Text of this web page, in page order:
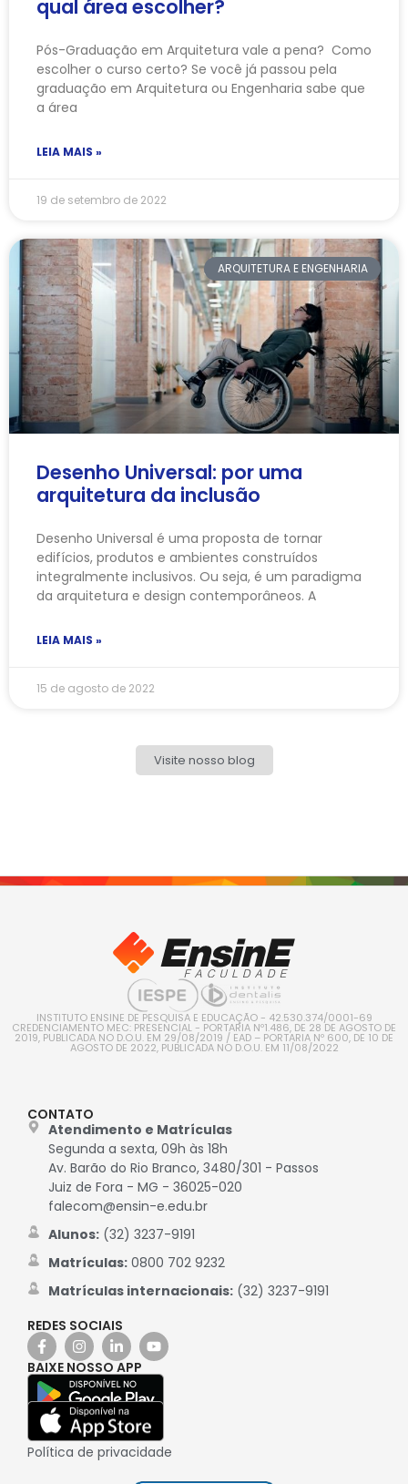
qual área escolher?
Pós-Graduação em Arquitetura vale a pena? Como
escolher o curso certo? Se você já passou pela
graduação em Arquitetura ou Engenharia sabe que
a área
LEIA MAIS »
19 de setembro de 2022
ARQUITETURA E ENGENHARIA
Desenho Universal: por uma
arquitetura da inclusão
Desenho Universal é uma proposta de tornar
edifícios, produtos e ambientes construídos
integralmente inclusivos. Ou seja, é um paradigma
da arquitetura e design contemporâneos. A
LEIA MAIS »
15 de agosto de 2022
Visite nosso blog
INSTITUTO ENSINE DE PESQUISA E EDUCAÇÃO - 42.530.374/0001-69
CREDENCIAMENTO MEC: PRESENCIAL - PORTARIA Nº1.486, DE 28 DE AGOSTO DE
2019, PUBLICADA NO D.O.U. EM 29/08/2019 / EAD – PORTARIA Nº 600, DE 10 DE
AGOSTO DE 2022, PUBLICADA NO D.O.U. EM 11/08/2022
CONTATO
Atendimento e Matrículas
Segunda a sexta, 09h às 18h
Av. Barão do Rio Branco, 3480/301 - Passos
Juiz de Fora - MG - 36025-020
falecom@ensin-e.edu.br
Alunos:(32) 3237-9191
Matrículas:0800 702 9232
Matrículas internacionais:(32) 3237-9191
REDES SOCIAIS
BAIXE NOSSO APP
Política de privacidade